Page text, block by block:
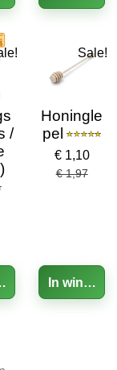
/
Sale!
Honingle
pel
€ 1,10
€ 1,97
In